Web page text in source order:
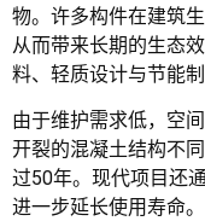
物。许多构件在建筑
从而带来长期的生态
料、轻质设计与节能
由于维护需求低，空
开裂的混凝土结构不
过50年。现代项目还
进一步延长使用寿命。